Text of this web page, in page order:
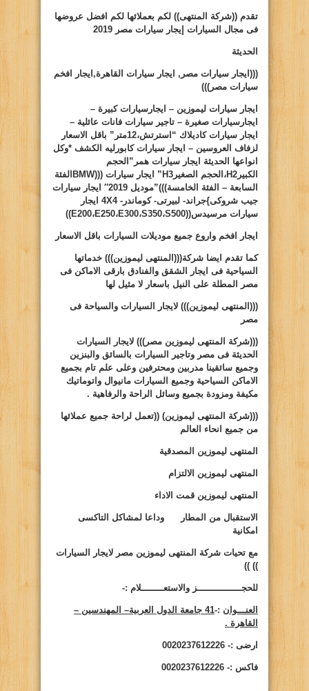
تقدم ((شركة المنتهى)) لكم بعملائها لكم افضل عروضها
فى مجال السيارات إيجار سيارات مصر 2019
الحديثة
(((ايجار سيارات مصر, ايجار سيارات القاهرة,ايجار افخم
سيارات مصر)))
ايجار سيارات ليموزين – ايجارسيارات كبيرة –
ايجارسيارات صغيرة – تاجير سيارات فانات عائلية –
ايجار سيارات كاديلاك “استرتش،12متر” باقل الاسعار
لزفاف العروسين – ايجار سيارات كابورليه الكشف *وكل
انواعها الحديثة ايجار سيارات همر”الحجم
الكبير H2،الحجم الصغير H3 ” ايجار سيارات (((BMW الفئة
السابعة – الفئة الخامسة)))”موديل 2019″ ايجار سيارات
جيب شروكى}جراند- لبيرتى- كوماندر-4X4 ايجار
سيارات مرسيدس((
E200،E250،E300،S350،S500
))
ايجار افخم واروع جميع موديلات السيارات باقل الاسعار
كما تقدم ايضا شركة(((المنتهى ليموزين))) خدماتها
السياحية فى ايجار الشقق والفنادق بارقى الاماكن فى
مصر المطلة على النيل باسعار لا مثيل لها
(((المنتهى ليموزين))) لايجار السيارات والسياحة فى
مصر
(((شركة المنتهى ليموزين مصر))) لايجار السيارات
الحديثة فى مصر وتاجير السيارات بالسائق والبنزين
وجميع سائقينا مدربين ومحترفين وعلى علم تام بجميع
الاماكن السياحية وجميع السيارات مانيوال واتوماتيك
مكيفة ومزودة بجميع وسائل الراحة والرفاهية .
(((شركة المنتهى ليموزين) ((تعمل لراحة جميع عملائها
من جميع انحاء العالم
المنتهى ليموزين المصدقية
المنتهى ليموزين الالتزام
المنتهى ليموزين قمت الاداء
الاستقبال من المطار وداعا لمشاكل التاكسى
امكانية
مع تحيات شركة المنتهى ليموزين مصر لايجار السيارات
))
))
للحجــــــــــــــــز والاستعــــــــلام :-
العنـــوان :-
41 جامعة الدول العربية– المهندسين –
القاهرة .
ارضى :- 0020237612226
فاكس :- 0020237612226